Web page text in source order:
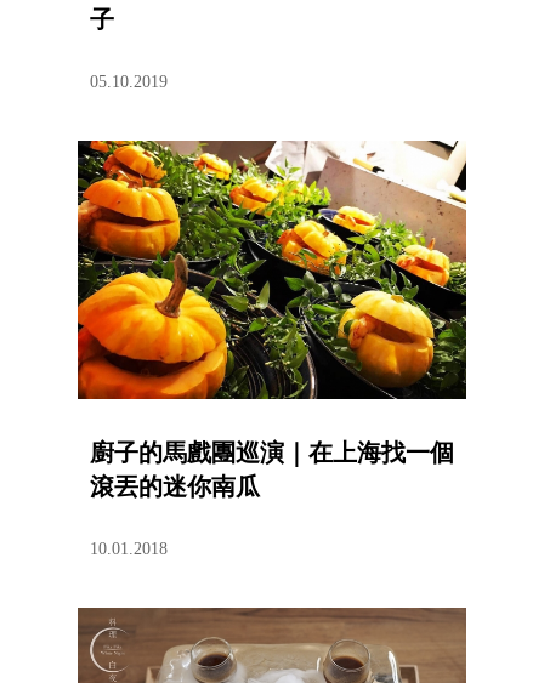
子
05.10.2019
廚子的馬戲團巡演｜在上海找一個
滾丟的迷你南瓜
10.01.2018